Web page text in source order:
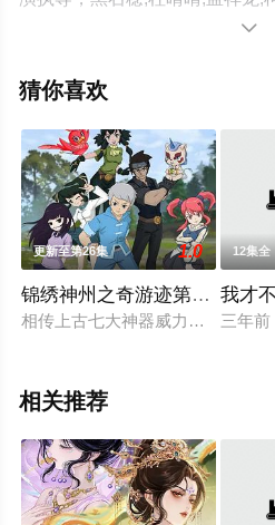
新玥,筱筝,高其昌,袁国庆,忙音等
影网，更多相关信息可移步至豆

猜你喜欢
更新至第26集 1.0
锦绣神州之奇游迹第二季
相传上古七大神器威力无穷，一
12集全
我才
三年
相关推荐